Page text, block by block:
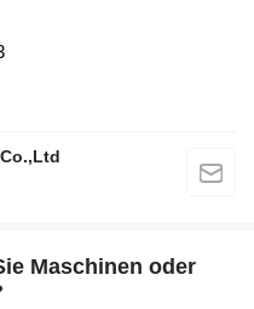
Maschinen oder